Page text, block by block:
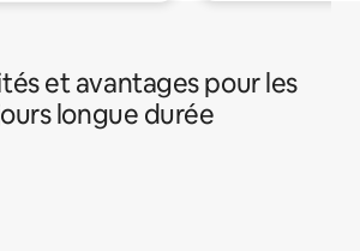
et avantages pour les
longue durée